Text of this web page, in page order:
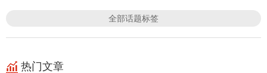
全部话题标签
热门文章